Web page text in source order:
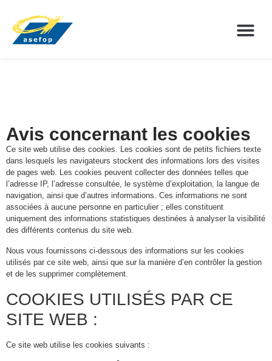
Avis concernant les cookies
Ce site web utilise des cookies. Les cookies sont de petits fichiers texte
dans lesquels les navigateurs stockent des informations lors des visites
de pages web. Les cookies peuvent collecter des données telles que
l’adresse IP, l’adresse consultée, le système d’exploitation, la langue de
navigation, ainsi que d’autres informations. Ces informations ne sont
associées à aucune personne en particulier ; elles constituent
uniquement des informations statistiques destinées à analyser la visibilité
des différents contenus du site web.
Nous vous fournissons ci-dessous des informations sur les cookies
utilisés par ce site web, ainsi que sur la manière d’en contrôler la gestion
et de les supprimer complètement.
COOKIES UTILISÉS PAR CE
SITE WEB :
Ce site web utilise les cookies suivants :